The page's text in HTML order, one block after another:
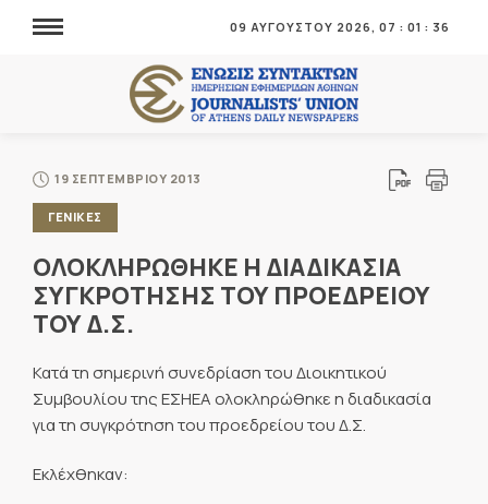
09 ΑΥΓΟΥΣΤΟΥ 2026, 07 : 01 : 37
19 ΣΕΠΤΕΜΒΡΙΟΥ 2013
ΓΕΝΙΚΕΣ
ΟΛΟΚΛΗΡΩΘΗΚΕ Η ΔΙΑΔΙΚΑΣΙΑ
ΣΥΓΚΡΟΤΗΣΗΣ ΤΟΥ ΠΡΟΕΔΡΕΙΟΥ
ΤΟΥ Δ.Σ.
Κατά τη σημερινή συνεδρίαση του Διοικητικού
Συμβουλίου της ΕΣΗΕΑ ολοκληρώθηκε η διαδικασία
για τη συγκρότηση του προεδρείου του Δ.Σ.
Εκλέχθηκαν: